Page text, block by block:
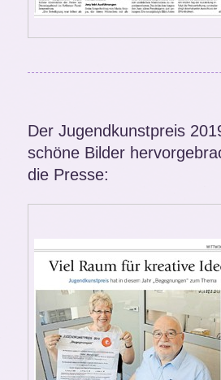
Der Jugendkunstpreis
schöne Bilder
die Presse: